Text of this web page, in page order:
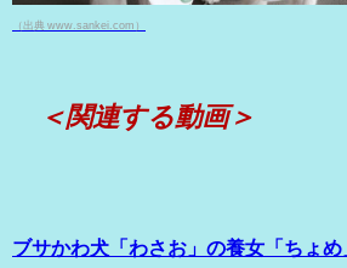
（出典 www.sankei.com）
＜関連する動画＞
ブサかわ犬「わさお」の養女「ちょ